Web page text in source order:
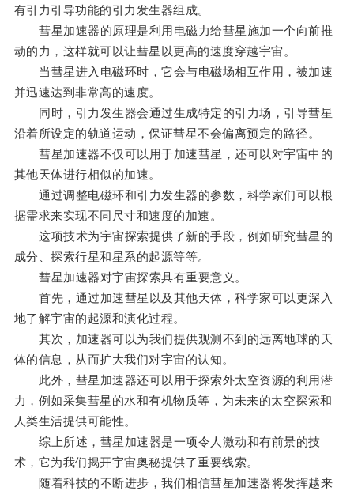
有引力引导功能的引力发生器组成。
彗星加速器的原理是利用电磁力给彗星施加一个向前推
动的力，这样就可以让彗星以更高的速度穿越宇宙。
当彗星进入电磁环时，它会与电磁场相互作用，被加速
并迅速达到非常高的速度。
同时，引力发生器会通过生成特定的引力场，引导彗星
沿着所设定的轨道运动，保证彗星不会偏离预定的路径。
彗星加速器不仅可以用于加速彗星，还可以对宇宙中的
其他天体进行相似的加速。
通过调整电磁环和引力发生器的参数，科学家们可以根
据需求来实现不同尺寸和速度的加速。
这项技术为宇宙探索提供了新的手段，例如研究彗星的
成分、探索行星和星系的起源等等。
彗星加速器对宇宙探索具有重要意义。
首先，通过加速彗星以及其他天体，科学家可以更深入
地了解宇宙的起源和演化过程。
其次，加速器可以为我们提供观测不到的远离地球的天
体的信息，从而扩大我们对宇宙的认知。
此外，彗星加速器还可以用于探索外太空资源的利用潜
力，例如采集彗星的水和有机物质等，为未来的太空探索和
人类生活提供可能性。
综上所述，彗星加速器是一项令人激动和有前景的技
术，它为我们揭开宇宙奥秘提供了重要线索。
随着科技的不断进步，我们相信彗星加速器将发挥越来